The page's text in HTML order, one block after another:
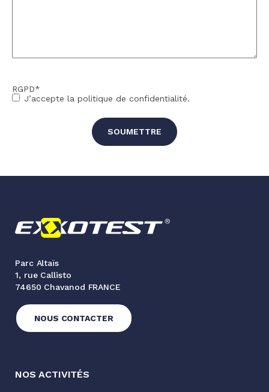
RGPD*
J’accepte la politique de confidentialité.
Parc Altaïs
1, rue Callisto
74650 Chavanod FRANCE
NOUS CONTACTER
NOS ACTIVITÉS